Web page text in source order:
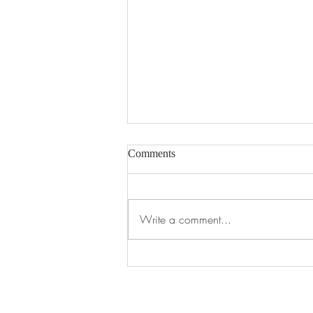
Comments
Write a comment...